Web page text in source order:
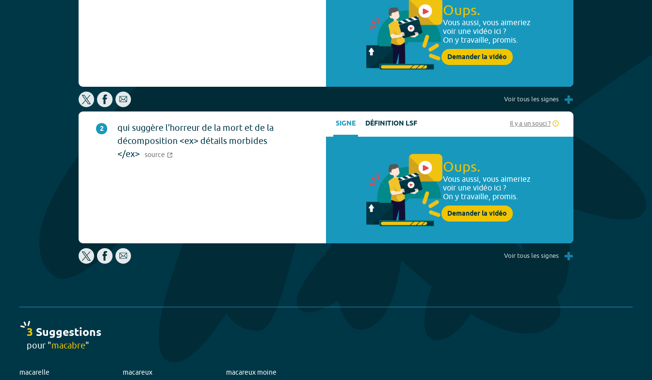
Oups.
Vous aussi, vous aimeriez
voir une vidéo ici ?
On y travaille, promis.
Demander la vidéo
Voir tous les signes +
2
qui suggère l'horreur de la mort et de la
décomposition <ex> détails morbides
</ex> source
SIGNE DÉFINITION LSF Il y a un souci ?
Oups.
Vous aussi, vous aimeriez
voir une vidéo ici ?
On y travaille, promis.
Demander la vidéo
Voir tous les signes +
3 Suggestions
pour "macabre"
macarelle macareux macareux moine